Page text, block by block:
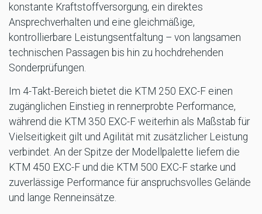
konstante Kraftstoffversorgung, ein direktes
Ansprechverhalten und eine gleichmäßige,
kontrollierbare Leistungsentfaltung – von langsamen
technischen Passagen bis hin zu hochdrehenden
Sonderprüfungen.
Im 4-Takt-Bereich bietet die KTM 250 EXC-F einen
zugänglichen Einstieg in rennerprobte Performance,
während die KTM 350 EXC-F weiterhin als Maßstab für
Vielseitigkeit gilt und Agilität mit zusätzlicher Leistung
verbindet. An der Spitze der Modellpalette liefern die
KTM 450 EXC-F und die KTM 500 EXC-F starke und
zuverlässige Performance für anspruchsvolles Gelände
und lange Renneinsätze.